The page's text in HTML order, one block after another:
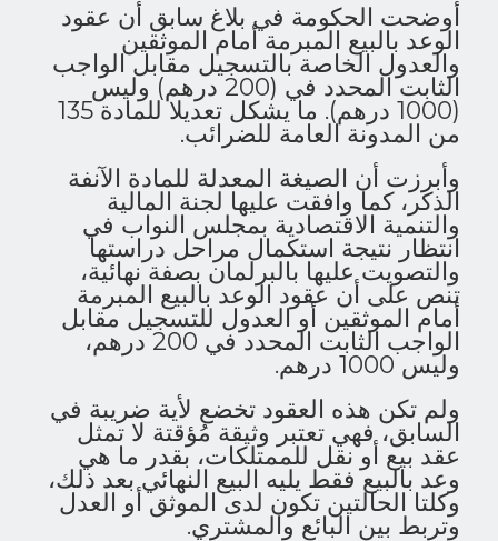
أوضحت الحكومة في بلاغ سابق أن عقود
الوعد بالبيع المبرمة أمام الموثقين
والعدول الخاصة بالتسجيل مقابل الواجب
الثابت المحدد في (200 درهم) وليس
(1000 درهم). ما يشكل تعديلا للمادة 135
من المدونة العامة للضرائب.
وأبرزت أن الصيغة المعدلة للمادة الآنفة
الذكر، كما وافقت عليها لجنة المالية
والتنمية الاقتصادية بمجلس النواب في
انتظار نتيجة استكمال مراحل دراستها
والتصويت عليها بالبرلمان بصفة نهائية،
تنص على أن عقود الوعد بالبيع المبرمة
أمام الموثقين أو العدول للتسجيل مقابل
الواجب الثابت المحدد في 200 درهم،
وليس 1000 درهم.
ولم تكن هذه العقود تخضع لأية ضريبة في
السابق، فهي تعتبر وثيقة مُؤقتة لا تمثل
عقد بيع أو نقل للممتلكات، بقدر ما هي
وعد بالبيع فقط يليه البيع النهائي بعد ذلك،
وكلتا الحالتين تكون لدى الموثق أو العدل
وتربط بين البائع والمشتري.